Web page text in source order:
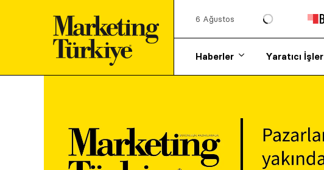
6 Ağustos
Haberler Yaratıcı İşler